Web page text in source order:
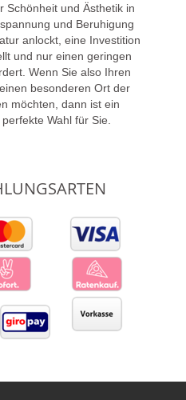
Schönheit und Ästhetik in
und Beruhigung
anlockt, eine Investition
und nur einen geringen
Wenn Sie also Ihren
besonderen Ort der
möchten, dann ist ein
Wahl für Sie.